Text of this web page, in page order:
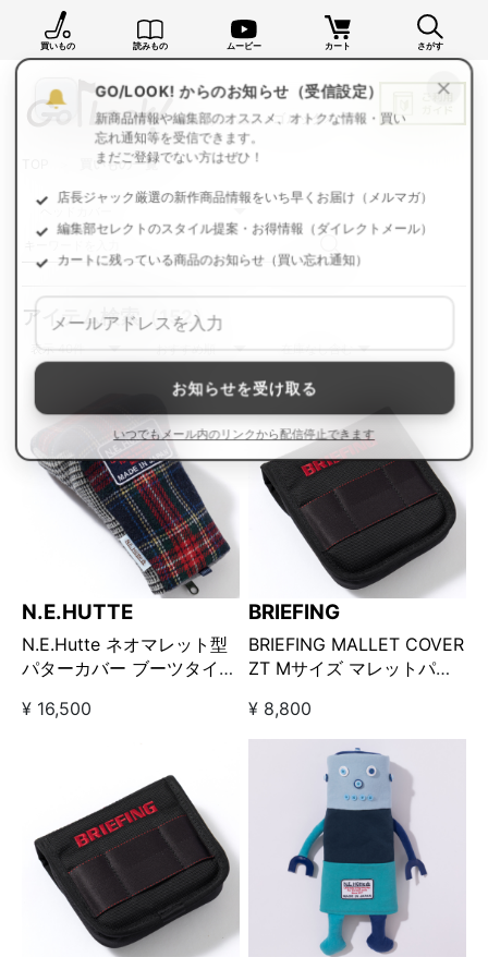
買いもの 読みもの ムービー カート さがす
買いもの一覧
アイテム検索（152）
N.E.HUTTE
N.E.Hutte ネオマレット型
パターカバー ブーツタイプ
¥ 16,500
BRIEFING
BRIEFING MALLET COVER
ZT Mサイズ マレットパタ
¥ 8,800
×
GO/LOOK! からのお知らせ（受信設定）
新商品情報や編集部のオススメ、オトクな情報・買い
忘れ通知等を受信できます。
まだご登録でない方はぜひ！
店長ジャック厳選の新作商品情報をいち早くお届け（メルマガ）
編集部セレクトのスタイル提案・お得情報（ダイレクトメール）
カートに残っている商品のお知らせ（買い忘れ通知）
お知らせを受け取る
いつでもメール内のリンクから配信停止できます